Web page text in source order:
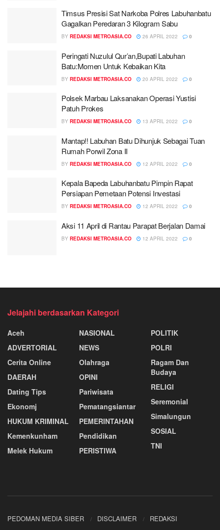
Timsus Presisi Sat Narkoba Polres Labuhanbatu
Gagalkan Peredaran 3 Kilogram Sabu
BY REDAKSI METROASIA.CO 26 APRIL 2022 0
Peringati Nuzulul Qur’an,Bupati Labuhan
Batu:Momen Untuk Kebaikan Kita
BY REDAKSI METROASIA.CO 20 APRIL 2022 0
Polsek Marbau Laksanakan Operasi Yustisi
Patuh Prokes
BY REDAKSI METROASIA.CO 13 APRIL 2022 0
Mantap!! Labuhan Batu Dihunjuk Sebagai Tuan
Rumah Porwil Zona II
BY REDAKSI METROASIA.CO 12 APRIL 2022 0
Kepala Bapeda Labuhanbatu Pimpin Rapat
Persiapan Pemetaan Potensi Investasi
BY REDAKSI METROASIA.CO 12 APRIL 2022 0
Aksi 11 April di Rantau Parapat Berjalan Damai
BY REDAKSI METROASIA.CO 12 APRIL 2022 0
Jelajahi berdasarkan Kategori
Aceh
ADVERTORIAL
Cerita Online
DAERAH
Dating Tips
Ekonomj
HUKUM KRIMINAL
Kemenkunham
Melek Hukum
NASIONAL
NEWS
Olahraga
OPINI
Pariwisata
Pematangsiantar
PEMERINTAHAN
Pendidikan
PERISTIWA
POLITIK
POLRI
Ragam Dan
Budaya
RELIGI
Seremonial
Simalungun
SOSIAL
TNI
PEDOMAN MEDIA SIBER DISCLAIMER REDAKSI